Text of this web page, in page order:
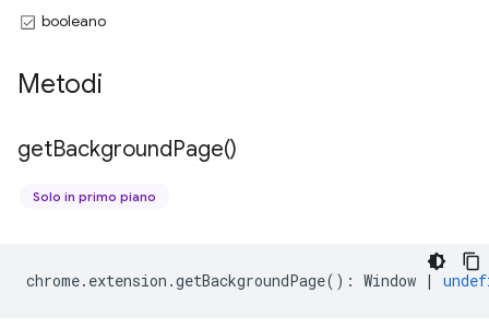
booleano
Metodi
getBackgroundPage()
Solo in primo piano
chrome. extension .getBackgroundPage() : Window |